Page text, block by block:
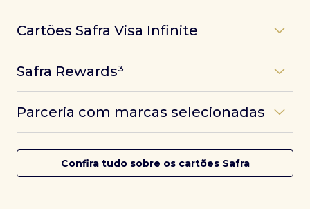
Cartões Safra Visa Infinite
experiências refinadas a benefícios únicos, como
converte seus investimentos em limite no cartão e
conta com acesso a mais de 1.400 salas VIP Dragon
Pass ao redor do mundo.
Safra Rewards³
das melhores pontuações do mercado.
Parceria com marcas selecionadas
cartões Safra.
Confira tudo sobre os cartões Safra